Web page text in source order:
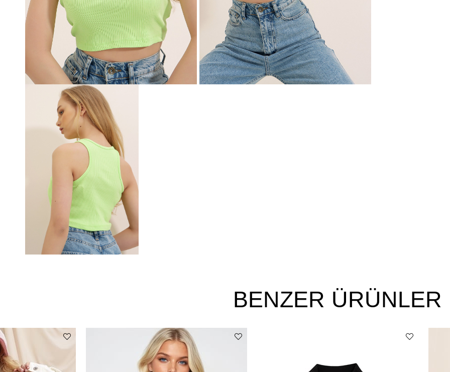
BENZER ÜRÜNLER